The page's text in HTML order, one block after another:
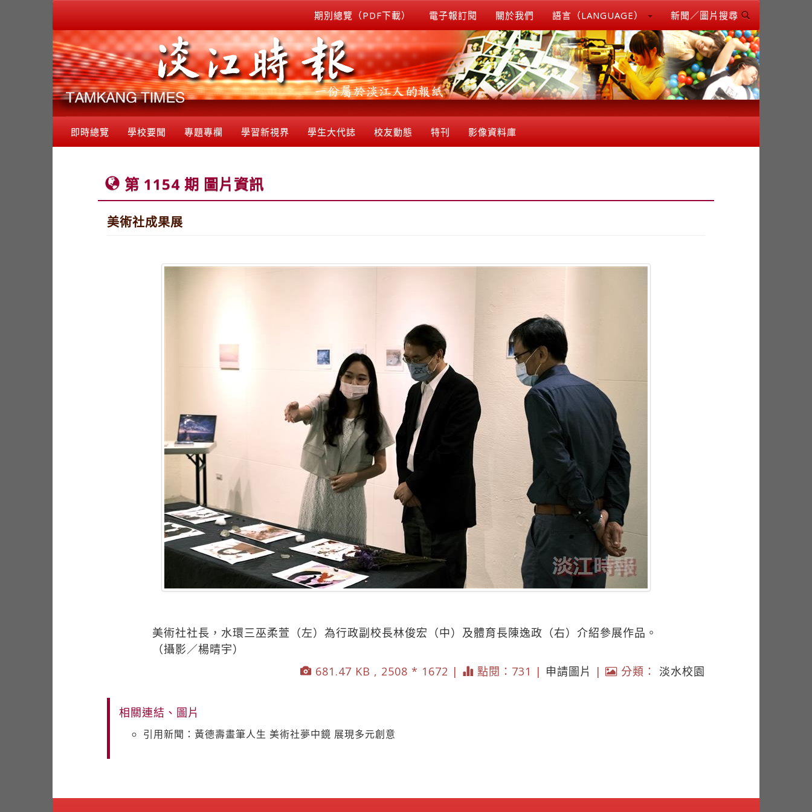
期別總覽（PDF下載） 電子報訂閱 關於我們 語言（LANGUAGE） 新聞／圖片搜尋
即時總覽 學校要聞 專題專欄 學習新視界 學生大代誌 校友動態 特刊 影像資料庫
第 1154 期 圖片資訊
美術社成果展
美術社社長，水環三巫柔萱（左）為行政副校長林俊宏（中）及體育長陳逸政（右）介紹參展作品。
（攝影／楊晴宇）
681.47 KB , 2508 * 1672 |
點閱：731 | 申請圖片 | 分類： 淡水校園
相關連結、圖片
引用新聞：黃德壽畫筆人生 美術社夢中鏡 展現多元創意